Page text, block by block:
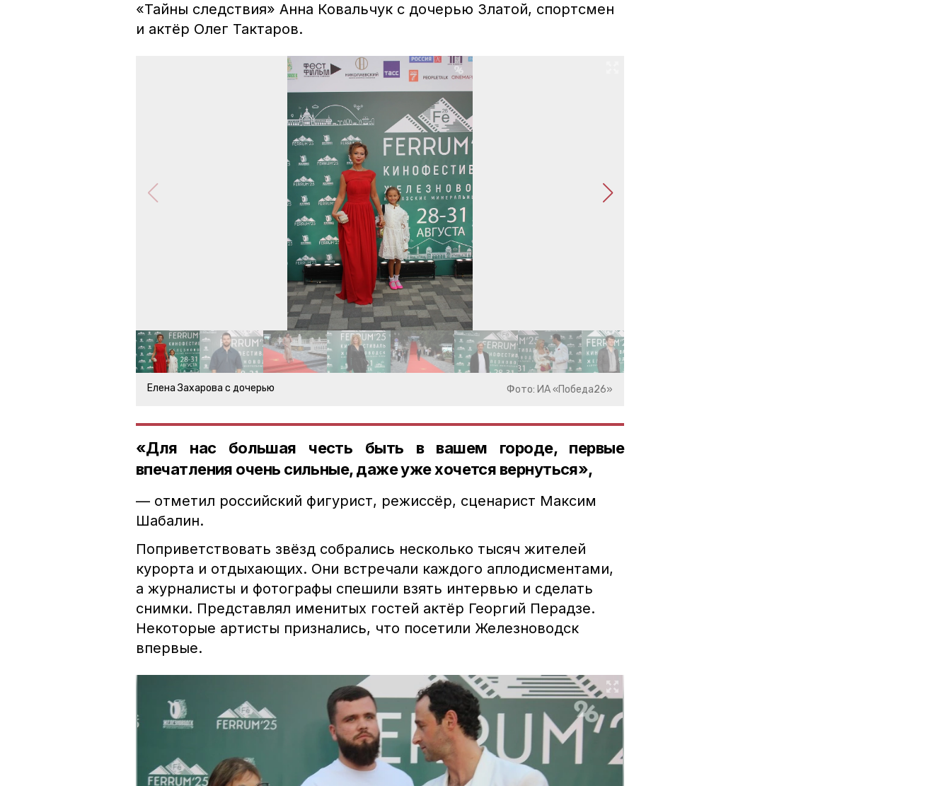
«Тайны следствия» Анна Ковальчук с дочерью Златой, спортсмен
и актёр Олег Тактаров.
Елена Захарова с дочерью Фото: ИА «Победа26»
«Для нас большая честь быть в вашем городе, первые
впечатления очень сильные, даже уже хочется вернуться»,
— отметил российский фигурист, режиссёр, сценарист Максим
Шабалин.
Поприветствовать звёзд собрались несколько тысяч жителей
курорта и отдыхающих. Они встречали каждого аплодисментами,
а журналисты и фотографы спешили взять интервью и сделать
снимки. Представлял именитых гостей актёр Георгий Перадзе.
Некоторые артисты признались, что посетили Железноводск
впервые.